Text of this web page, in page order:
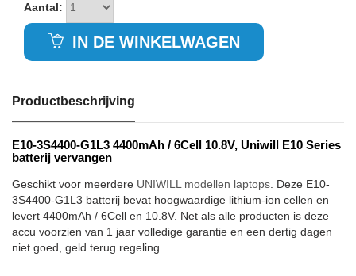
Aantal:
IN DE WINKELWAGEN
Productbeschrijving
E10-3S4400-G1L3 4400mAh / 6Cell 10.8V, Uniwill E10 Series
batterij vervangen
Geschikt voor meerdere UNIWILL modellen laptops . Deze E10-
3S4400-G1L3 batterij bevat hoogwaardige lithium-ion cellen en
levert 4400mAh / 6Cell en 10.8V. Net als alle producten is deze
accu voorzien van 1 jaar volledige garantie en een dertig dagen
niet goed, geld terug regeling.